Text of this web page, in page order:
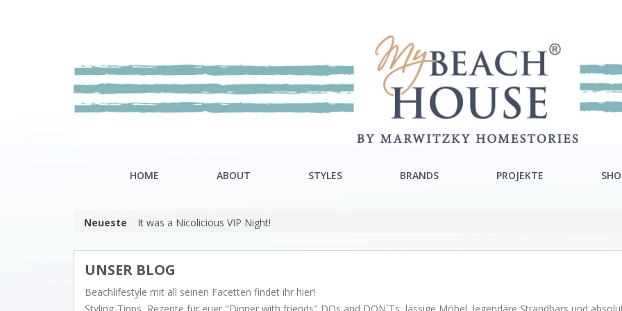
HOME ABOUT
Our mission
Showroom
STYLES
Hampton Style
BRANDS
Ocean House
PROJEKTE
Neueste It was a Nicolicious VIP Night!
UNSER BLOG
Beachlifestyle mit all seinen Facetten findet ihr hier!